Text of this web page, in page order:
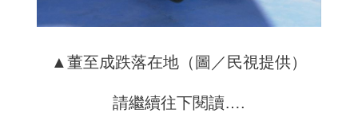
▲董至成跌落在地（圖／民視提供）
請繼續往下閱讀….